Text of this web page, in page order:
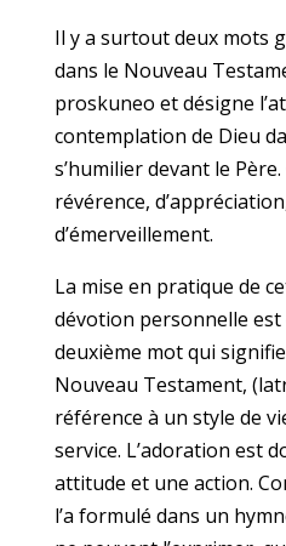
Il y a surtout deux mots
dans le Nouveau
proskuneo et désigne
contemplation de Dieu
s’humilier devant le
révérence,
d’émerveillement.
La mise en pratique de
dévotion personnelle
deuxième mot qui
Nouveau Testament,
référence à un style de
service. L’adoration est
attitude et une action.
l’a formulé dans un